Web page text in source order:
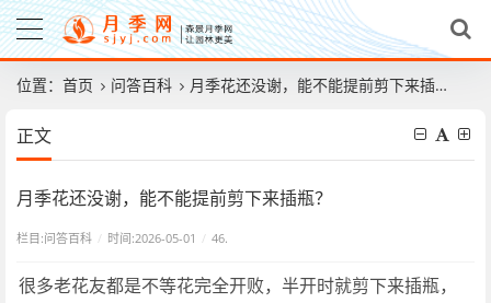
位置： 首页 问答百科 月季花还没谢，能不能提前剪下来插瓶？
正文
月季花还没谢，能不能提前剪下来插瓶？
栏目:问答百科 / 时间:2026-05-01 / 46.
很多老花友都是不等花完全开败，半开时就剪下来插瓶，